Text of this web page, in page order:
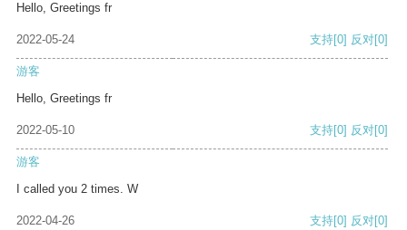
Hello, Greetings fr
2022-05-24 支持[0] 反对[0]
游客
Hello, Greetings fr
2022-05-10 支持[0] 反对[0]
游客
I called you 2 times. W
2022-04-26 支持[0] 反对[0]